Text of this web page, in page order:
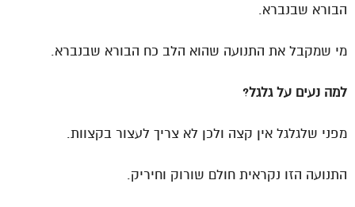
הבורא שבנברא.
מי שמקבל את התנועה שהוא הלב כח הבורא שבנברא.
למה נעים על גלגל?
מפני שלגלגל אין קצה ולכן לא צריך לעצור בקצוות.
התנועה הזו נקראית חולם שורוק וחיריק.